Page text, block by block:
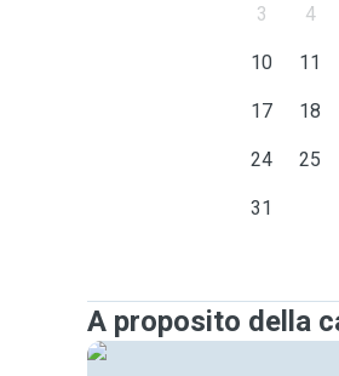
3 4
10 11
17 18
24 25
31
A proposito della